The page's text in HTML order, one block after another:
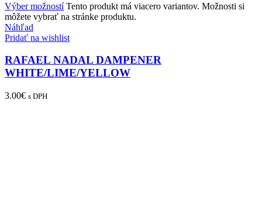
Výber možností Tento produkt má viacero variantov. Možnosti si
môžete vybrať na stránke produktu.
Náhľad
Pridať na wishlist
RAFAEL NADAL DAMPENER
WHITE/LIME/YELLOW
3.00€ s DPH